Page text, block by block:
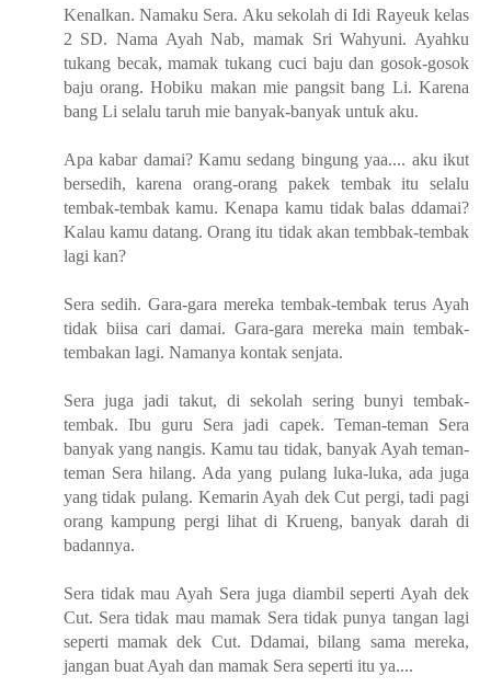
Kenalkan. Namaku Sera. Aku sekolah di Idi Rayeuk kelas
2 SD. Nama Ayah Nab, mamak Sri Wahyuni. Ayahku
tukang becak, mamak tukang cuci baju dan gosok-gosok
baju orang. Hobiku makan mie pangsit bang Li. Karena
bang Li selalu taruh mie banyak-banyak untuk aku.
Apa kabar damai? Kamu sedang bingung yaa.... aku ikut
bersedih, karena orang-orang pakek tembak itu selalu
tembak-tembak kamu. Kenapa kamu tidak balas ddamai?
Kalau kamu datang. Orang itu tidak akan tembbak-tembak
lagi kan?
Sera sedih. Gara-gara mereka tembak-tembak terus Ayah
tidak biisa cari damai. Gara-gara mereka main tembak-
tembakan lagi. Namanya kontak senjata.
Sera juga jadi takut, di sekolah sering bunyi tembak-
tembak. Ibu guru Sera jadi capek. Teman-teman Sera
banyak yang nangis. Kamu tau tidak, banyak Ayah teman-
teman Sera hilang. Ada yang pulang luka-luka, ada juga
yang tidak pulang. Kemarin Ayah dek Cut pergi, tadi pagi
orang kampung pergi lihat di Krueng, banyak darah di
badannya.
Sera tidak mau Ayah Sera juga diambil seperti Ayah dek
Cut. Sera tidak mau mamak Sera tidak punya tangan lagi
seperti mamak dek Cut. Ddamai, bilang sama mereka,
jangan buat Ayah dan mamak Sera seperti itu ya....